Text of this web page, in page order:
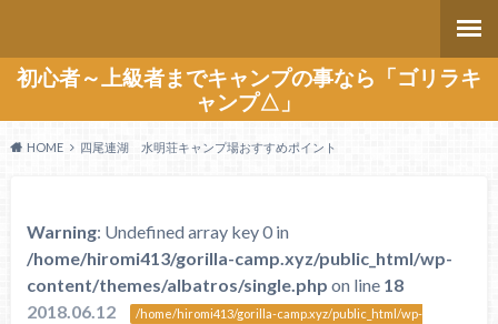
初心者～上級者までキャンプの事なら「ゴリラキ
ャンプ△」
HOME 四尾連湖 水明荘キャンプ場おすすめポイント
Warning: Undefined array key 0 in
/home/hiromi413/gorilla-camp.xyz/public_html/wp-
content/themes/albatros/single.php on line 18
2018.06.12
/home/hiromi413/gorilla-camp.xyz/public_html/wp-